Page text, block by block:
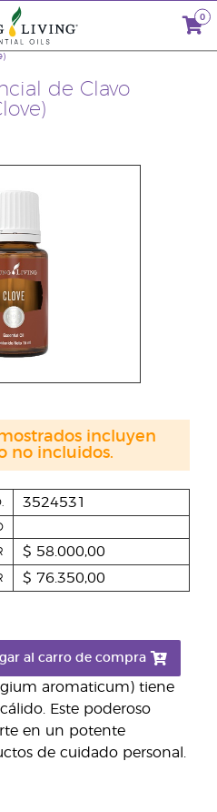
0
de Clavo
aromaticum) tiene
Este poderoso
en un potente
de cuidado personal.
3524531
$ 58.000,00
$ 76.350,00
al carro de compra
incluyen
no incluidos.